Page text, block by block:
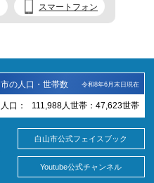
スマートフォン
市の人口・世帯数 令和8年6月末日現在
人口： 111,988 人 世帯： 47,623世帯
白山市公式フェイスブック
Youtube公式チャンネル